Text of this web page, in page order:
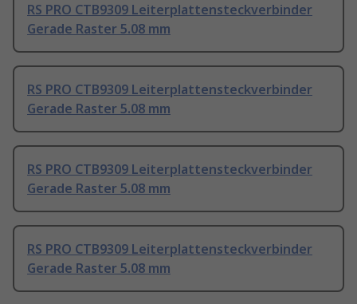
RS PRO CTB9309 Leiterplattensteckverbinder
Gerade Raster 5.08 mm
RS PRO CTB9309 Leiterplattensteckverbinder
Gerade Raster 5.08 mm
RS PRO CTB9309 Leiterplattensteckverbinder
Gerade Raster 5.08 mm
RS PRO CTB9309 Leiterplattensteckverbinder
Gerade Raster 5.08 mm